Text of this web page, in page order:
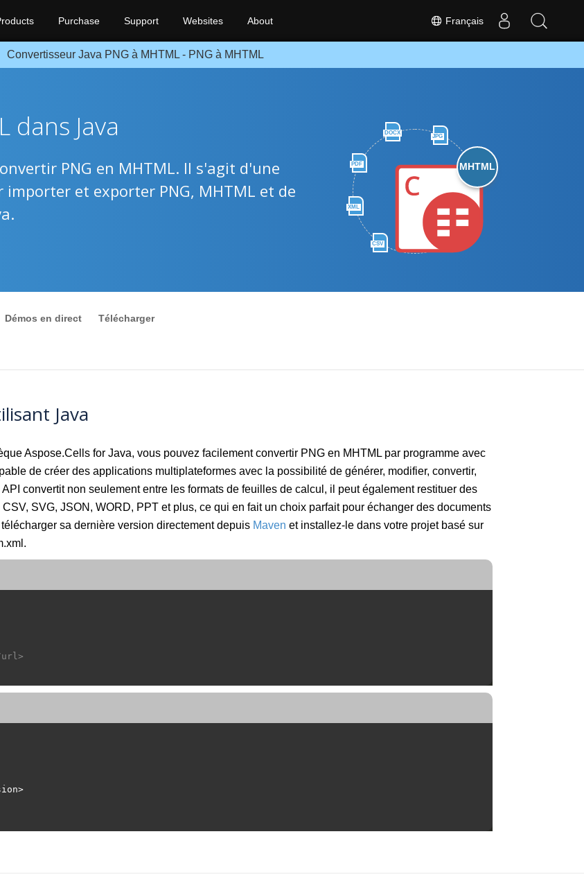
Français
Purchase Support Websites About
Convertisseur Java PNG à MHTML - PNG à MHTML
DOCX
JPG
PDF
XML
CSV
MHTML
dans Java
PNG en MHTML. Il s'agit d'une
et exporter PNG, MHTML et de
Démos en direct Télécharger
Java
Aspose.Cells for Java, vous pouvez facilement convertir PNG en MHTML par programme avec
de créer des applications multiplateformes avec la possibilité de générer, modifier, convertir,
convertit non seulement entre les formats de feuilles de calcul, il peut également restituer des
SVG, JSON, WORD, PPT et plus, ce qui en fait un choix parfait pour échanger des documents
sa dernière version directement depuis Maven et installez-le dans votre projet basé sur
url>